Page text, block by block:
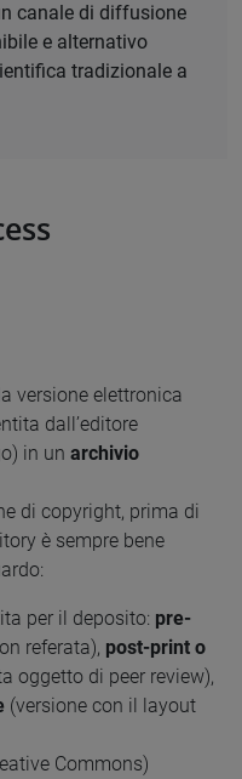
canale di diffusione
e alternativo
tradizionale a
la versione elettronica
dall’editore
in un archivio
di copyright, prima di
è sempre bene
per il deposito: pre-
referata), post-print o
oggetto di peer review),
(versione con il layout
Commons)